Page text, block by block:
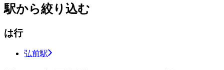
駅から絞り込む
は行
弘前駅